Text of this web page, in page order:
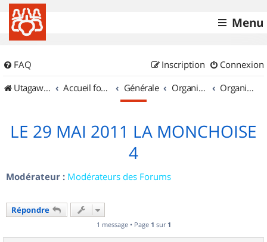
Menu
FAQ Connexion
Inscription
UtagawaVTT (Randos VTT et VTTAE avec traces GPS)
Accueil forum Générale Organisation de sorties & Recherche de partenaires Organisation de sorties en région Haute Normandie
LE 29 MAI 2011 LA MONCHOISE
4
Modérateur : Modérateurs des Forums
Répondre
1 message • Page 1 sur 1